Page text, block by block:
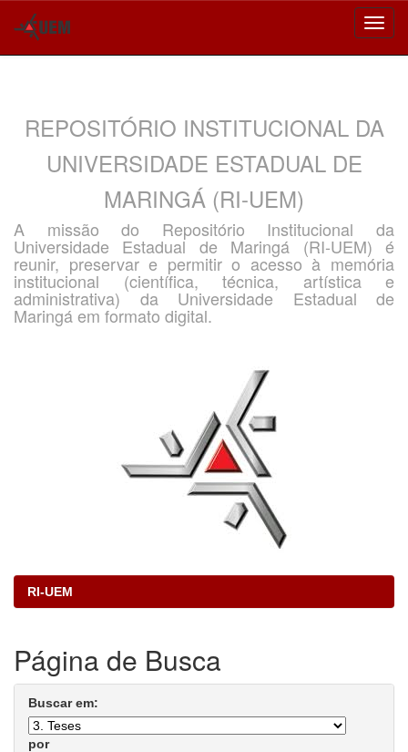
REPOSITÓRIO INSTITUCIONAL DA
UNIVERSIDADE ESTADUAL DE
MARINGÁ (RI-UEM)
A missão do Repositório Institucional da
Universidade Estadual de Maringá (RI-UEM) é
reunir, preservar e permitir o acesso à memória
institucional (científica, técnica, artística e
administrativa) da Universidade Estadual de
Maringá em formato digital.
RI-UEM
Página de Busca
Buscar em:
por